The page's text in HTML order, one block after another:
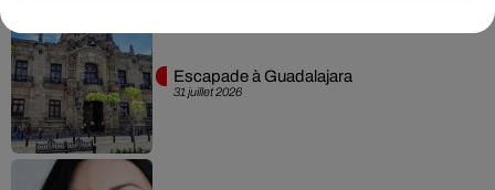
31 juillet 2026
Escapade à Guadalajara